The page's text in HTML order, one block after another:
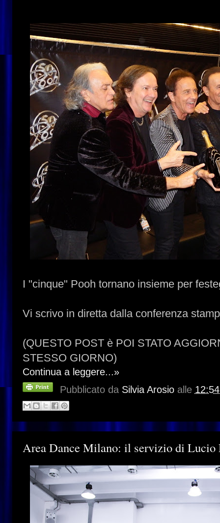
I "cinque" Pooh tornano insieme per
Vi scrivo in diretta dalla conferenza
(QUESTO POST è POI STATO
STESSO GIORNO)
Continua a leggere...»
Pubblicato da Silvia Arosio alle
Area Dance Milano: il servizio di Lucio